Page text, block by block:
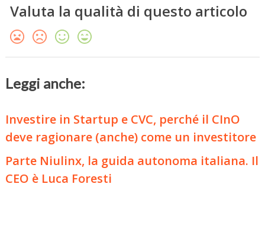
Valuta la qualità di questo articolo
Leggi anche:
Investire in Startup e CVC, perché il CInO
deve ragionare (anche) come un investitore
Parte Niulinx, la guida autonoma italiana. Il
CEO è Luca Foresti